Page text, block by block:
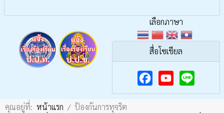
เลือกภาษา
สื่อโซเชียล
F
Y
คุณอยู่ที่: หน้าแรก
ป้องกันการทุจริต